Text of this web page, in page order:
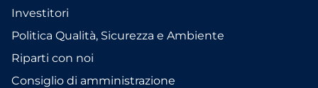
Investitori
Politica Qualità, Sicurezza e Ambiente
Riparti con noi
Consiglio di amministrazione